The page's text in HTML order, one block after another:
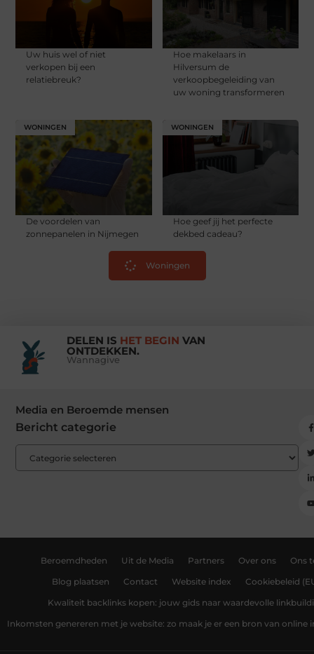
Uw huis wel of niet
verkopen bij een
relatiebreuk?
Hoe makelaars in
Hilversum de
verkoopbegeleiding van
uw woning transformeren
WONINGEN
De voordelen van
zonnepanelen in Nijmegen
WONINGEN
Hoe geef jij het perfecte
dekbed cadeau?
Woningen
DELEN IS HET BEGIN VAN
ONTDEKKEN.
Wannagive
Media en Beroemde mensen
Bericht categorie
Beroemdheden Uit de Media Partners Over ons Ons
Blog plaatsen Contact Website index Cookiebeleid
Kwaliteit backlinks kopen: jouw gids naar waardevolle
Inkomsten genereren met je website: zo maak je er een bron van online